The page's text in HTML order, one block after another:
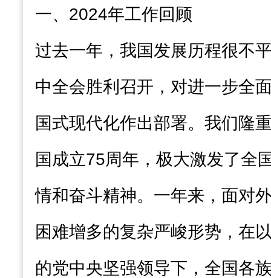
一、2024年工作回顾
过去一年，我国发展历程很不
中全会胜利召开，对进一步全
国式现代化作出部署。我们隆
国成立75周年，极大激发了全
情和奋斗精神。一年来，面对
困难增多的复杂严峻形势，在
的党中央坚强领导下，全国各